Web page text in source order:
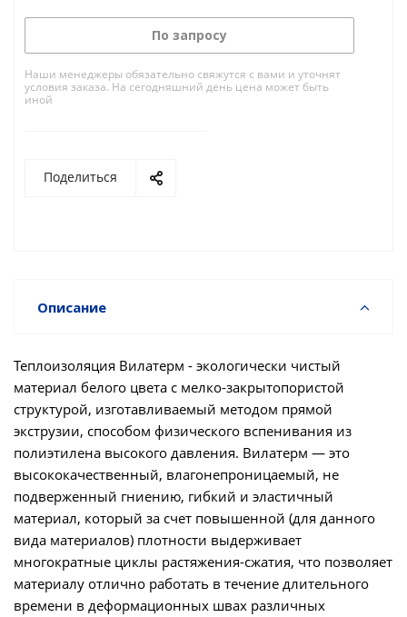
По запросу
Наши менеджеры обязательно свяжутся с вами и уточнят
условия заказа. На сегодняшний день цена может быть
иной
Поделиться
Описание
Теплоизоляция Вилатерм - экологически чистый
материал белого цвета с мелко-закрытопористой
структурой, изготавливаемый методом прямой
экструзии, способом физического вспенивания из
полиэтилена высокого давления. Вилатерм — это
высококачественный, влагонепроницаемый, не
подверженный гниению, гибкий и эластичный
материал, который за счет повышенной (для данного
вида материалов) плотности выдерживает
многократные циклы растяжения-сжатия, что позволяет
материалу отлично работать в течение длительного
времени в деформационных швах различных